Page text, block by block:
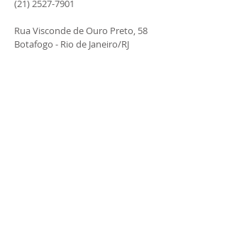
(21) 2527-7901
Rua Visconde de Ouro Preto, 58
Botafogo - Rio de Janeiro/RJ